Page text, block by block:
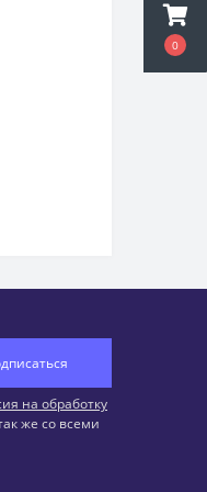
0
на обработку
же со всеми